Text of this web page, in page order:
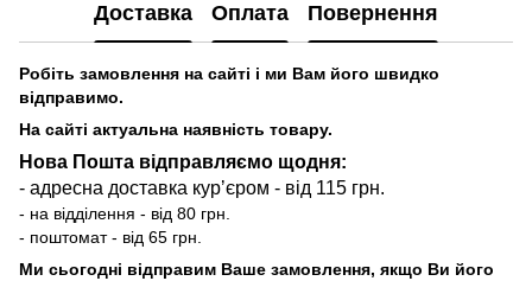
Доставка Оплата Повернення
Робіть замовлення на сайті і ми Вам його швидко
відправимо.
На сайті актуальна наявність товару.
Нова Пошта відправляємо щодня:
- адресна доставка курʼєром - від 115 грн.
- на відділення - від 80 грн.
- поштомат - від 65 грн.
Ми сьогодні відправим Ваше замовлення, якщо Ви його